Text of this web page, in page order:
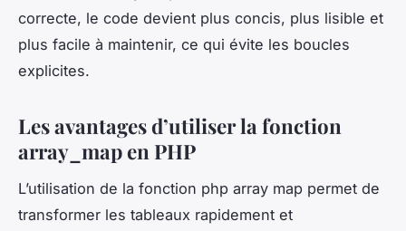
correcte, le code devient plus concis, plus lisible et
plus facile à maintenir, ce qui évite les boucles
explicites.
Les avantages d’utiliser la fonction
array_map en PHP
L’utilisation de la fonction php array map permet de
transformer les tableaux rapidement et